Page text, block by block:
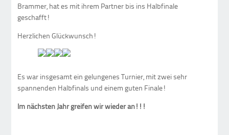
Brammer, hat es mit ihrem Partner bis ins Halbfinale
geschafft!
Herzlichen Glückwunsch!
Es war insgesamt ein gelungenes Turnier, mit zwei sehr
spannenden Halbfinals und einem guten Finale!
Im nächsten Jahr greifen wir wieder an!!!